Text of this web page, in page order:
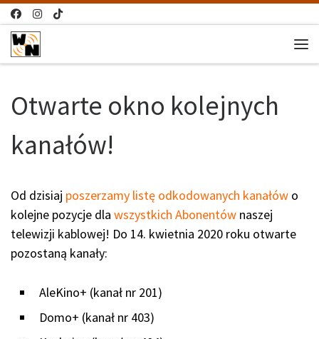
Przejdź do treści
Otwarte okno kolejnych
kanałów!
Od dzisiaj poszerzamy listę odkodowanych kanałów o
kolejne pozycje dla wszystkich Abonentów naszej
telewizji kablowej! Do 14. kwietnia 2020 roku otwarte
pozostaną kanały:
AleKino+ (kanał nr 201)
Domo+ (kanał nr 403)